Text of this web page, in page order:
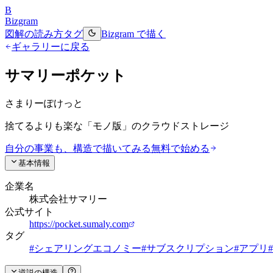
B
Bizgram
図解の読み方タグ
Bizgram で描く
ギャラリーに戻る
サマリーポケット
さまりーぽけっと
捨てるよりも楽な「モノ版」のクラウドストレージ
自分の事業も、構造で描いてみる無料で始める
基本情報
企業名
株式会社サマリー
公式サイト
https://pocket.sumaly.com
タグ
#シェアリングエコノミー#サブスクリプション#アプリ #